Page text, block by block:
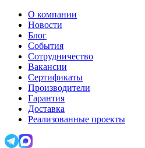
О компании
Новости
Блог
События
Сотрудничество
Вакансии
Сертификаты
Производители
Гарантия
Доставка
Реализованные проекты